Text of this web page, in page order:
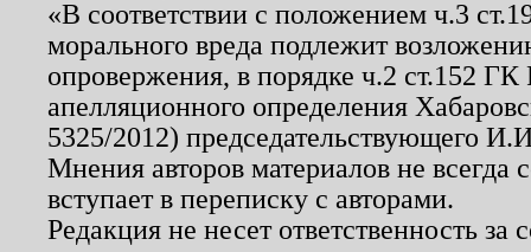
«В соответствии с положением ч.3
морального вреда подлежит
опровержения, в порядке ч.2 ст.152
апелляционного определения
5325/2012) председательствующего
Мнения авторов материалов не
вступает в переписку с авторами.
Редакция не несет ответственность